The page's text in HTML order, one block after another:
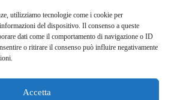
utilizziamo tecnologie come i cookie per
del dispositivo. Il consenso a queste
dati come il comportamento di navigazione o ID
o ritirare il consenso può influire negativamente
Accetta
89 33
info@teammotor.it